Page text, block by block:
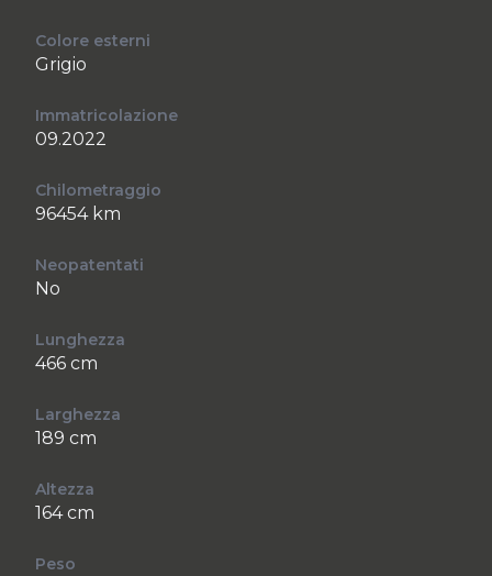
Colore esterni
Grigio
Immatricolazione
09.2022
Chilometraggio
96454 km
Neopatentati
No
Lunghezza
466 cm
Larghezza
189 cm
Altezza
164 cm
Peso